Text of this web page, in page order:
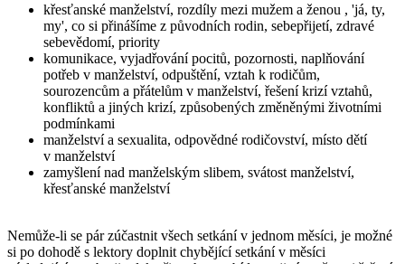
křesťanské manželství, rozdíly mezi mužem a ženou , 'já, ty,
my', co si přinášíme z původních rodin, sebepřijetí, zdravé
sebevědomí, priority
komunikace, vyjadřování pocitů, pozornosti, naplňování
potřeb v manželství, odpuštění, vztah k rodičům,
sourozencům a přátelům v manželství, řešení krizí vztahů,
konfliktů a jiných krizí, způsobených změněnými životními
podmínkami
manželství a sexualita, odpovědné rodičovství, místo dětí
v manželství
zamyšlení nad manželským slibem, svátost manželství,
křesťanské manželství
Nemůže-li se pár zúčastnit všech setkání v jednom měsíci, je možné
si po dohodě s lektory doplnit chybějící setkání v měsíci